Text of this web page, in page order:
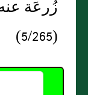
زُرعَة
(5/265)